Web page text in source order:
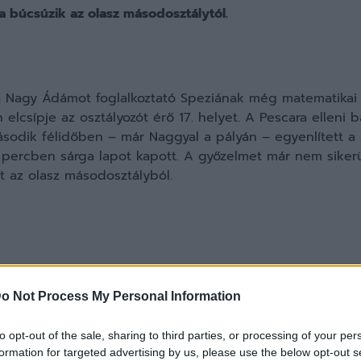
Not Process My Personal Information
opt-out of the sale, sharing to third parties, or processing of your
for targeted advertising by us, please use the below opt-out
búcsúzik az olasz másodosztálytól.
Ádámot foglalkoztató Speziának még
az osztályozót érő 17. helyet. A Pescara elleni
félidőben – már Naggyal a pályán – egyenlített a
sárga lapot kapott. A győzelmet már nem
az olasz másodosztályból.
lépett pályára a román bajnokság
riválisával szemben. Dusinszki Szabolcs, Szalay
László sárga lapot kapott. Nem állt be: